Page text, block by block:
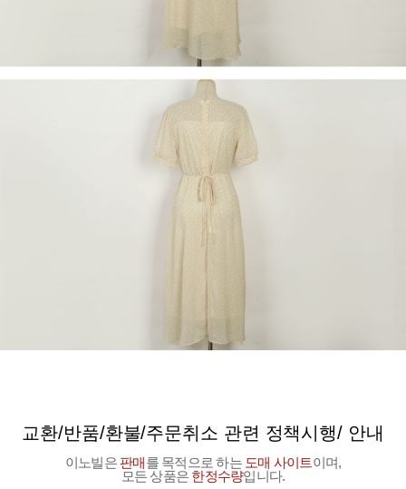
교환/반품/환불/주문취소 관련 정책시행/ 안내
이노빌은 판매를 목적으로 하는 도매 사이트이며,
모든 상품은 한정수량입니다.